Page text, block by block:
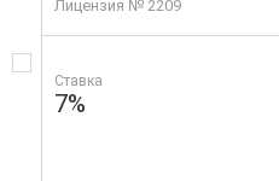
Лицензия № 2209
Ставка
7%